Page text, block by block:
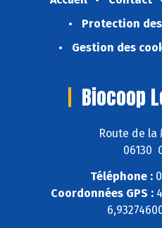
Protection
Gestion des
Biocoop
Route de la
06130
Téléphone :
Coordonnées GPS :